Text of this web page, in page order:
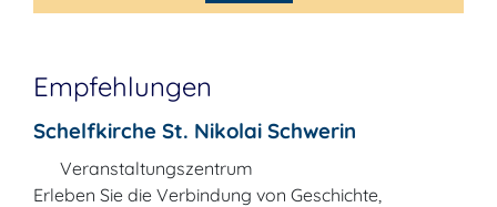
Empfehlungen
Schelfkirche St. Nikolai Schwerin
Veranstaltungszentrum
Erleben Sie die Verbindung von Geschichte,